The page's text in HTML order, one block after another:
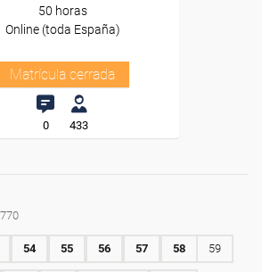
50 horas
Online (toda España)
Matrícula cerrada
0 433
54 55 56 57 58 59